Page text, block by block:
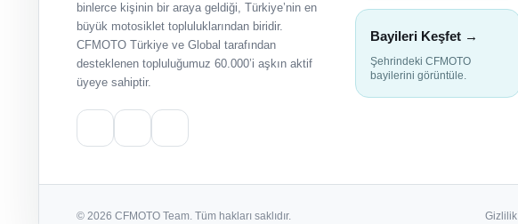
binlerce kişinin bir araya geldiği, Türkiye’nin en
büyük motosiklet topluluklarından biridir.
CFMOTO Türkiye ve Global tarafından
desteklenen topluluğumuz 60.000’i aşkın aktif
üyeye sahiptir.
Bayileri Keşfet →
Şehrindeki CFMOTO
bayilerini görüntüle.
© 2026 CFMOTO Team. Tüm hakları saklıdır. Gizlilik